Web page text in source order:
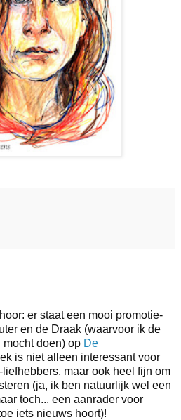
er staat een mooi promotie-
en de Draak (waarvoor ik de
doen) op De
is niet alleen interessant voor
maar ook heel fijn om
(ja, ik ben natuurlijk wel een
toch... een aanrader voor
iets nieuws hoort)!